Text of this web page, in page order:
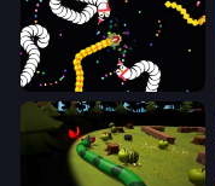
Worms.io